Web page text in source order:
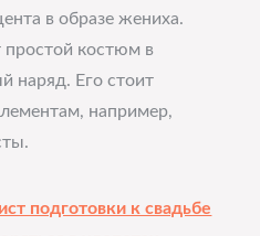
в образе жениха.
простой костюм в
наряд. Его стоит
например,
подготовки к свадьбе